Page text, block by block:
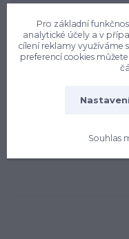
+420 774 444 475
PO, PÁ: 7.00 - 13.00, ÚT, ST, ČT:
Pro základní
analytické účely a v
cílení reklamy využíváme
preferencí cookies
Souhlas